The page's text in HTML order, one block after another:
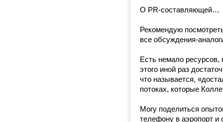
О PR-составляющей…
Рекомендую
все обсуждения-
Есть немало ресурсов,
этого иной раз
что называется,
потоках, которые
Могу поделиться
телефону в аэропорт и